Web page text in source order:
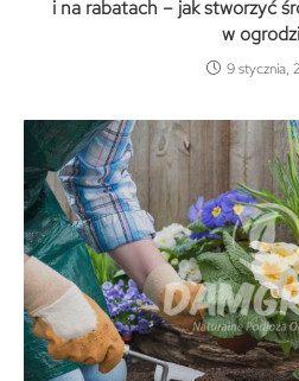
i na rabatach – jak stworzyć
w
9 stycznia,